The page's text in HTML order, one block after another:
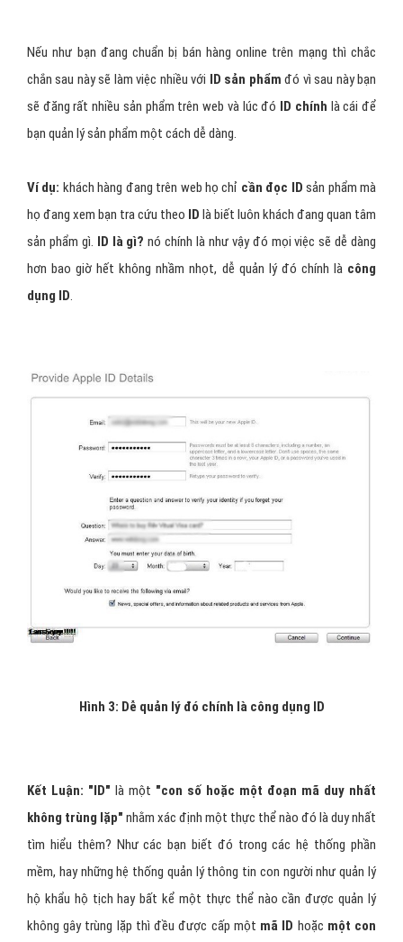
Nếu như bạn đang chuẩn bị bán hàng online trên mạng thì chắc
chắn sau này sẽ làm việc nhiều với ID sản phẩm đó vì sau này bạn
sẽ đăng rất nhiều sản phẩm trên web và lúc đó ID chính là cái để
bạn quản lý sản phẩm một cách dễ dàng.
Ví dụ: khách hàng đang trên web họ chỉ cần đọc ID sản phẩm mà
họ đang xem bạn tra cứu theo ID là biết luôn khách đang quan tâm
sản phẩm gì. ID là gì? nó chính là như vậy đó mọi việc sẽ dễ dàng
hơn bao giờ hết không nhầm nhọt, dễ quản lý đó chính làcông
dụng ID.
Hình 3: Dễ quản lý đó chính là công dụng ID
Kết Luận: "ID" là một "con số hoặc một đoạn mã duy nhất
không trùng lặp" nhằm xác định một thực thể nào đó là duy nhất
tìm hiểu thêm? Như các bạn biết đó trong các hệ thống phần
mềm, hay những hệ thống quản lý thông tin con người như quản lý
hộ khẩu hộ tịch hay bất kể một thực thể nào cần được quản lý
không gây trùng lặp thì đều được cấp một mã ID hoặc một con